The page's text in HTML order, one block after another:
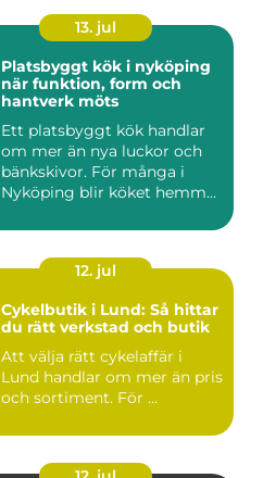
13. jul
Platsbyggt kök i nyköping
när funktion, form och
hantverk möts
Ett platsbyggt kök handlar
om mer än nya luckor och
bänkskivor. För många i
Nyköping blir köket hemm...
12. jul
Cykelbutik i Lund: Så hittar
du rätt verkstad och butik
Att välja rätt cykelaffär i
Lund handlar om mer än pris
och sortiment. För ...